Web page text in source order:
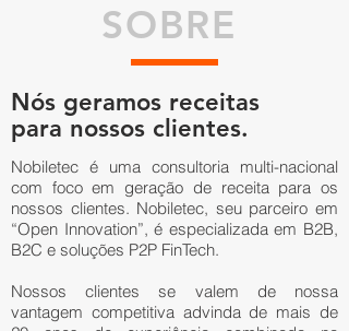
Nobiletec é uma consultoria multi-nacional
com foco em geração de receita para os
nossos clientes. Nobiletec, seu parceiro em
“Open Innovation”, é especializada em B2B,
B2C e soluções P2P FinTech.
Nossos clientes se valem de nossa
vantagem competitiva advinda de mais de
SOBRE
Nós geramos receitas
para nossos clientes.